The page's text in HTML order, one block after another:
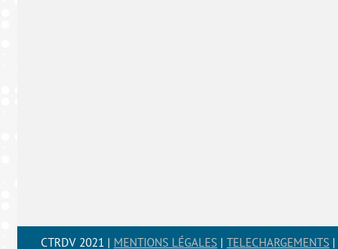
CTRDV 2021 | MENTIONS LÉGALES | TELECHARGEMENTS |